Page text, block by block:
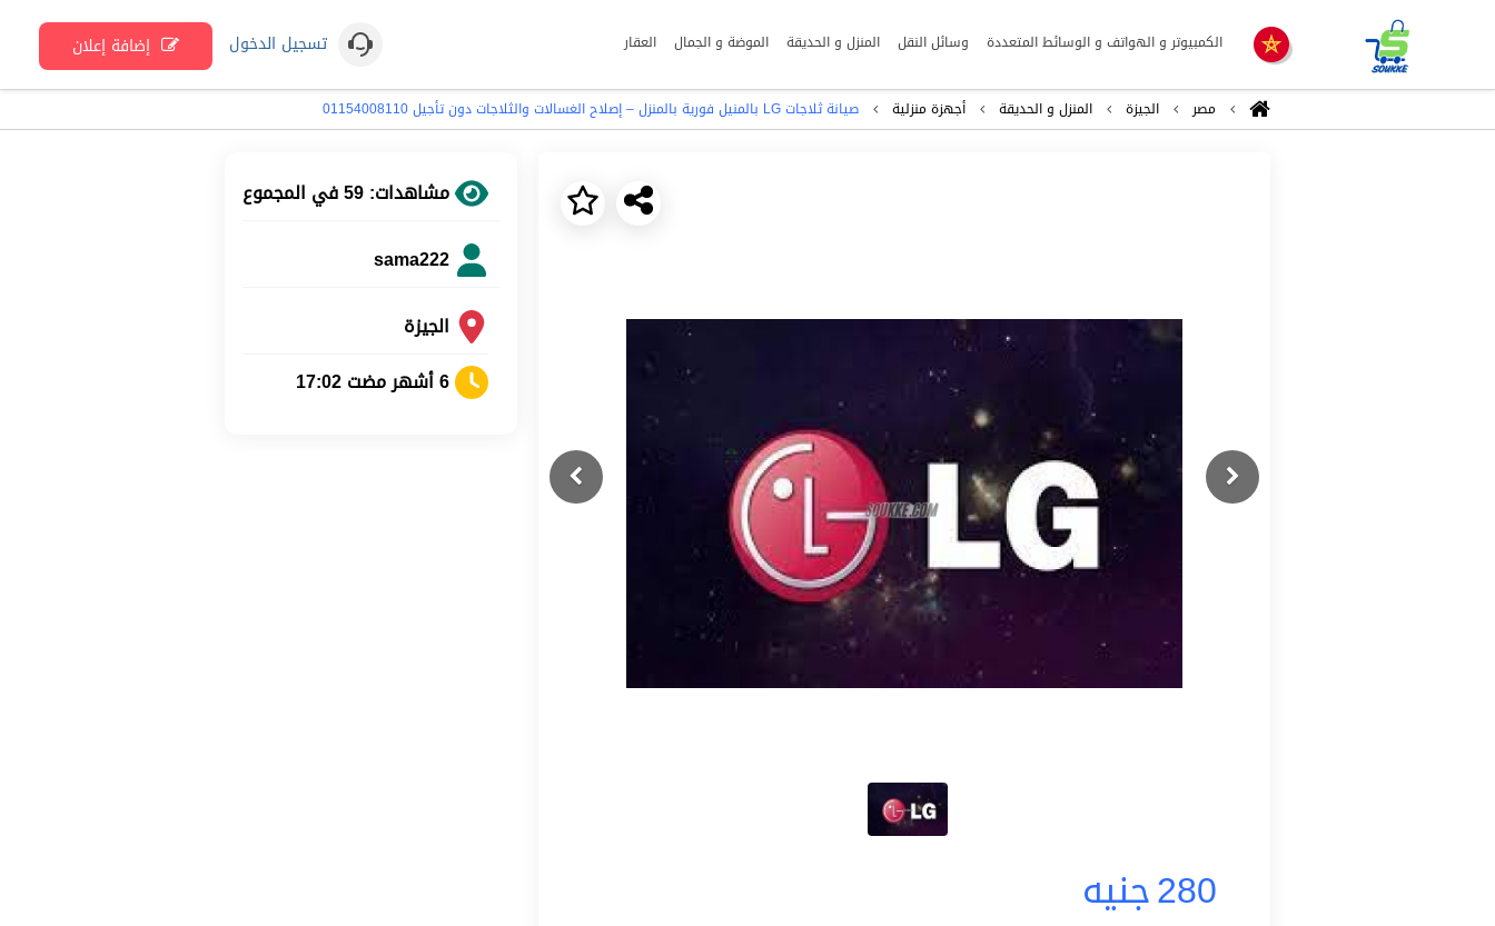
الكمبيوتر و الهواتف و الوسائط المتعددة وسائل النقل المنزل و الحديقة الموضة و الجمال العقار تسجيل الدخول إضافة إعلان
مصر الجيزة المنزل و الحديقة أجهزة منزلية صيانة ثلاجات LG بالمنيل فورية بالمنزل – إصلاح الغسالات والثلاجات دون تأجيل 01154008110
Previous
Next
280جنيه
مشاهدات: 59 في المجموع
sama222
الجيزة
6 أشهر مضت 17:02